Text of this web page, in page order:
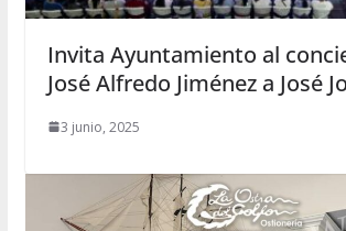
Invita Ayuntamiento al
José Alfredo Jiménez a José
3 junio, 2025